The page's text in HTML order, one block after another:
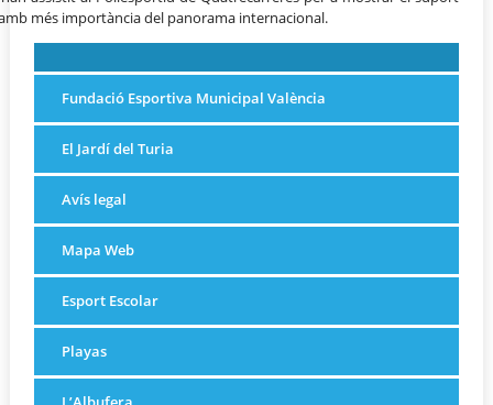
més importància del panorama internacional.
Fundació Esportiva Municipal València
El Jardí del Turia
Avís legal
Mapa Web
Esport Escolar
Playas